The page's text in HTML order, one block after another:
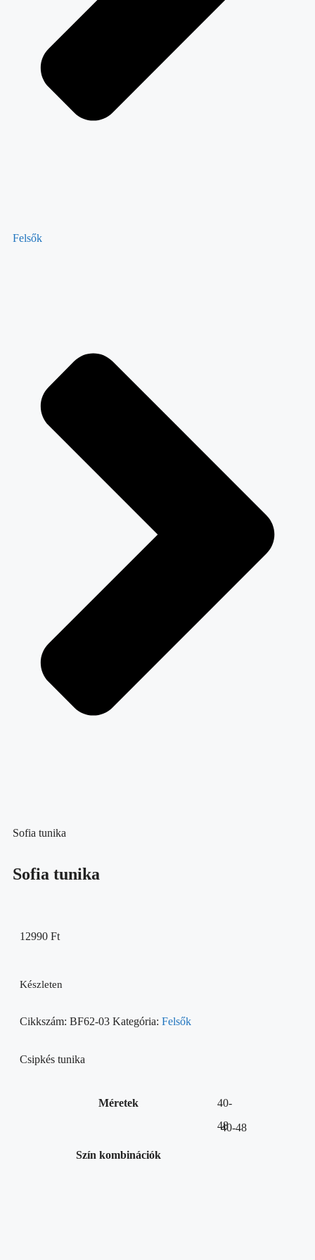
Felsők
Sofia tunika
Sofia tunika
12990 Ft
Készleten
Cikkszám: BF62-03 Kategória: Felsők
Csipkés tunika
Méretek
40-
48
40-48
Szín kombinációk